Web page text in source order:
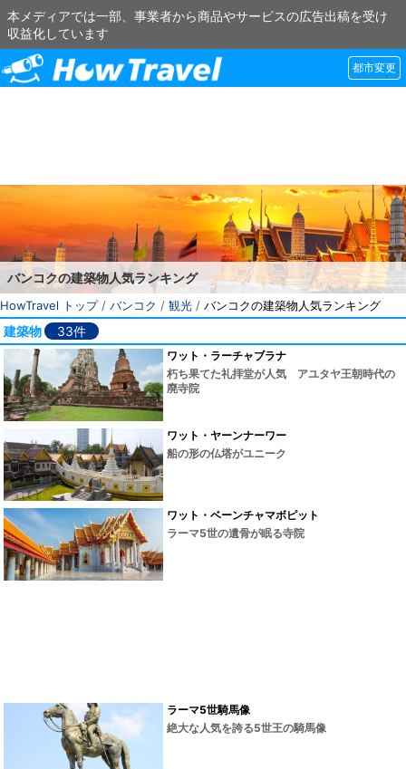
本メディアでは一部、事業者から商品やサービスの広告出稿を受け
収益化しています
都市変更
バンコクの建築物人気ランキング
HowTravel トップ/ バンコク / 観光 / バンコクの建築物人気ランキング
建築物 33件
ワット・ラーチャブラナ
朽ち果てた礼拝堂が人気 アユタヤ王朝時代の
廃寺院
ワット・ヤーンナーワー
船の形の仏塔がユニーク
ワット・ベーンチャマボピット
ラーマ5世の遺骨が眠る寺院
ラーマ5世騎馬像
絶大な人気を誇る5世王の騎馬像